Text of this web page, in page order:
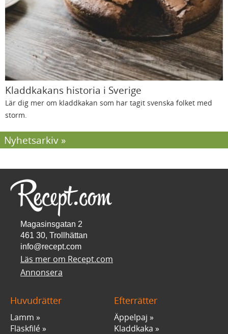
Kladdkakans historia i Sverige
Lär dig mer om kladdkakan som har tagit svenska folket med
storm.
Nyhetsarkiv
Magasinsgatan 2
461 30, Trollhättan
info@recept.com
Läs mer om Recept.com
Annonsera
Huvudrätter
Lamm
Fläskfilé
Efterrätter
Äppelpaj
Kladdkaka